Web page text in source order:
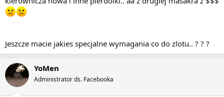
Jeszcze macie jakies specjalne wymagania co do zlotu.. ? ? ?
YoMen
Administrator ds. Facebooka